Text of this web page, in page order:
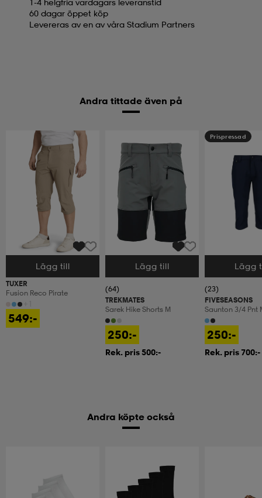
60 dagar öppet köp
Levereras av en av våra Stadium Partners
Andra tittade även på
Välj storlek
Lägg till
TUXER
Fusion Reco Pirate
549:-
Välj storlek
Lägg till
(64)
TREKMATES
Sarek Hike Shorts M
250:-
Rek. pris 500:-
Prispressad
Välj storlek
Lägg
(23)
FIVESEASONS
Saunton 3/4 Pnt
250:-
Rek. pris 700:-
Andra köpte också